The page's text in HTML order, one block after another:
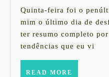
Quinta-feira foi o
mim o último dia de
ter resumo completo
tendências que eu vi
READ MORE